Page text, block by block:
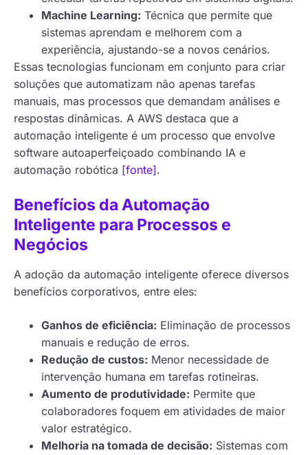
Machine Learning: Técnica que permite que
sistemas aprendam e melhorem com a
experiência, ajustando-se a novos cenários.
Essas tecnologias funcionam em conjunto para criar
soluções que automatizam não apenas tarefas
manuais, mas processos que demandam análises e
respostas dinâmicas. A AWS destaca que a
automação inteligente é um processo que envolve
software autoaperfeiçoado combinando IA e
automação robótica [fonte].
Benefícios da Automação
Inteligente para Processos e
Negócios
A adoção da automação inteligente oferece diversos
benefícios corporativos, entre eles:
Ganhos de eficiência: Eliminação de processos
manuais e redução de erros.
Redução de custos: Menor necessidade de
intervenção humana em tarefas rotineiras.
Aumento de produtividade: Permite que
colaboradores foquem em atividades de maior
valor estratégico.
Melhoria na tomada de decisão: Sistemas com